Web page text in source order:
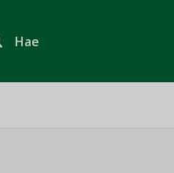
Hae